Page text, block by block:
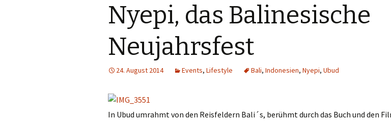
China
Costa Rica
Spanien
Nyepi, das Balinesische
Neujahrsfest
24. August 2014 Events, Lifestyle Bali, Indonesien, Nyepi, Ubud
In Ubud umrahmt von den Reisfeldern Bali´s, berühmt durch das Buch und den